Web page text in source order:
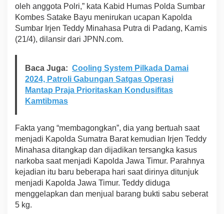
oleh anggota Polri,” kata Kabid Humas Polda Sumbar
Kombes Satake Bayu menirukan ucapan Kapolda
Sumbar Irjen Teddy Minahasa Putra di Padang, Kamis
(21/4), dilansir dari JPNN.com.
Baca Juga: Cooling System Pilkada Damai
2024, Patroli Gabungan Satgas Operasi
Mantap Praja Prioritaskan Kondusifitas
Kamtibmas
Fakta yang “membagongkan”, dia yang bertuah saat
menjadi Kapolda Sumatra Barat kemudian Irjen Teddy
Minahasa ditangkap dan dijadikan tersangka kasus
narkoba saat menjadi Kapolda Jawa Timur. Parahnya
kejadian itu baru beberapa hari saat dirinya ditunjuk
menjadi Kapolda Jawa Timur. Teddy diduga
menggelapkan dan menjual barang bukti sabu seberat
5 kg.